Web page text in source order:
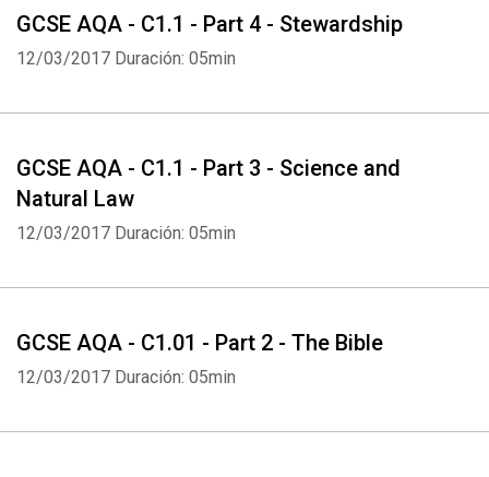
GCSE AQA - C1.1 - Part 4 - Stewardship
12/03/2017 Duración: 05min
GCSE AQA - C1.1 - Part 3 - Science and
Natural Law
12/03/2017 Duración: 05min
GCSE AQA - C1.01 - Part 2 - The Bible
12/03/2017 Duración: 05min